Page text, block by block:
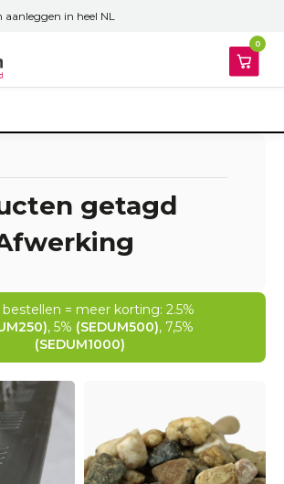
in heel NL
0
getagd
= meer korting: 2.5%
, 5% (SEDUM500), 7,5%
(SEDUM1000)